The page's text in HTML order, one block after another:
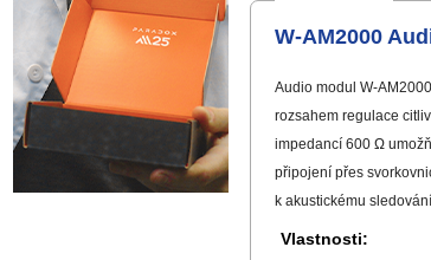
W-AM2000
Audio modul W-
rozsahem regulace
impedancí 600 Ω
připojení přes
k akustickému
Vlastnosti: